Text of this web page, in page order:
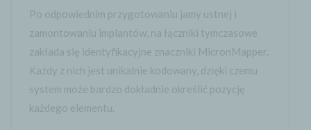
Po odpowiednim przygotowaniu jamy ustnej i
zamontowaniu implantów, na łączniki tymczasowe
zakłada się identyfikacyjne znaczniki MicronMapper.
Każdy z nich jest unikalnie kodowany, dzięki czemu
system może bardzo dokładnie określić pozycję
każdego elementu.